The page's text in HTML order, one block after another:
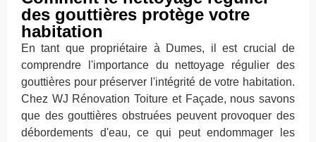
des gouttières protège votre
habitation
En tant que propriétaire à Dumes, il est crucial de
comprendre l'importance du nettoyage régulier des
gouttières pour préserver l'intégrité de votre habitation.
Chez WJ Rénovation Toiture et Façade, nous savons
que des gouttières obstruées peuvent provoquer des
débordements d'eau, ce qui peut endommager les